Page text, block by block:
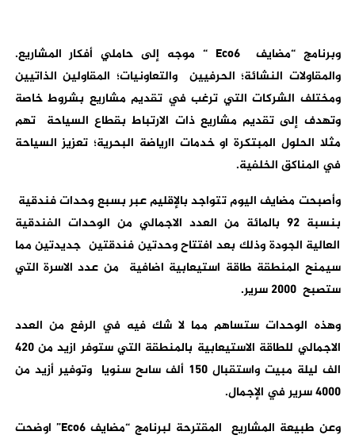
وبرنامج “مضايفEco6 “
موجه إلى حاملي أفكار المشاريع.
والمقاولات النشائة؛ الحرفيين والتعاونيات؛ المقاولين الذاتيين
ومختلف الشركات التي ترغب في تقديم مشاريع بشروط خاصة
وتهدف إلى تقديم مشاريع ذات الارتباط بقطاع السياحة تهم
مثلا الحلول المبتكرة او خدمات اارياضة البحرية؛ تعزيز السياحة
في المناكق الخلفية.
وأصبحت مضايف اليوم تتواجد بالإقليم عبر بسبع وحدات فندقية
بنسبة 92 بالمائة من العدد الاجمالي من الوحدات الفندقية
العالية الجودة وذلك بعد افتتاح وحدتين فندقتين جديدتين مما
سيمنح المنطقة طاقة استيعابية اضافية من عدد الاسرة التي
ستصبح 2000 سرير.
وهذه الوحدات ستساهم مما لا شك فيه في الرفع من العدد
الاجمالي للطاقة الاستيعابية بالمنطقة التي ستوفر ازيد من 420
الف ليلة مبيت واستقبال 150 ألف ساىح سنويا وتوفير أزيد من
4000 سرير في الإجمال.
وعن طبيعة المشاريع المقترحة لبرنامج “مضايفEco6” اوضحت